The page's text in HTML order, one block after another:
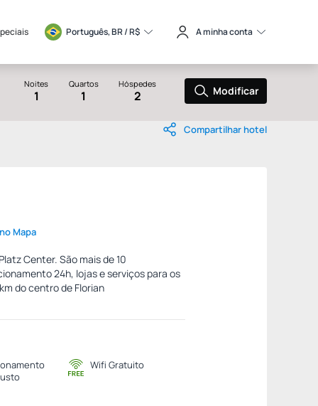
Português, BR / R$ A minha conta
Noites
1
Quartos
1
Hóspedes
2 Modificar
Compartilhar hotel
Mapa
Center. São mais de 10
24h, lojas e serviços para os
do centro de Florian
Wifi Gratuito